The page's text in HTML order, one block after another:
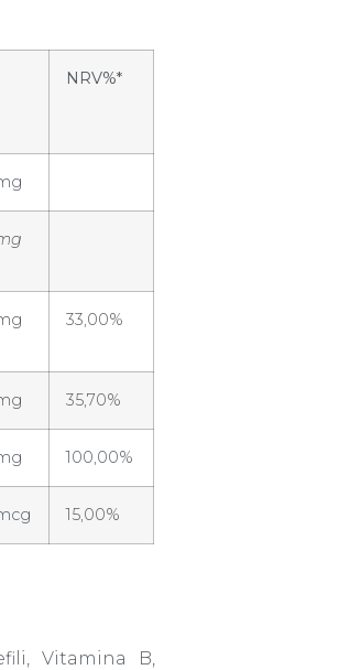
NRV%*
33,00%
35,70%
100,00%
15,00%
Vitamina B,